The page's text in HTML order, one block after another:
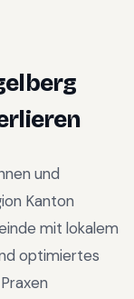
und
Kanton
mit lokalem
optimiertes